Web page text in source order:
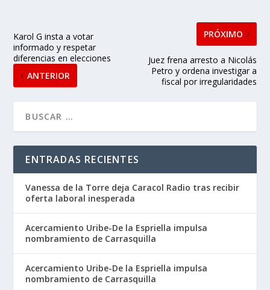
Karol G insta a votar
informado y respetar
diferencias en elecciones
ANTERIOR
PRÓXIMO
Juez frena arresto a Nicolás
Petro y ordena investigar a
fiscal por irregularidades
ENTRADAS RECIENTES
Vanessa de la Torre deja Caracol Radio tras recibir
oferta laboral inesperada
Acercamiento Uribe-De la Espriella impulsa
nombramiento de Carrasquilla
Acercamiento Uribe-De la Espriella impulsa
nombramiento de Carrasquilla